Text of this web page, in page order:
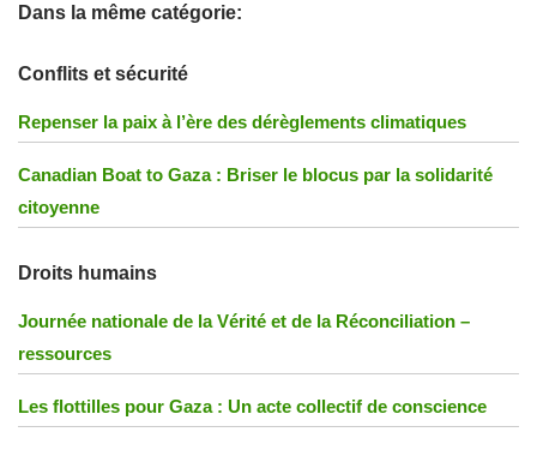
Dans la même catégorie:
Conflits et sécurité
Repenser la paix à l’ère des dérèglements climatiques
Canadian Boat to Gaza : Briser le blocus par la solidarité
citoyenne
Droits humains
Journée nationale de la Vérité et de la Réconciliation –
ressources
Les flottilles pour Gaza : Un acte collectif de conscience